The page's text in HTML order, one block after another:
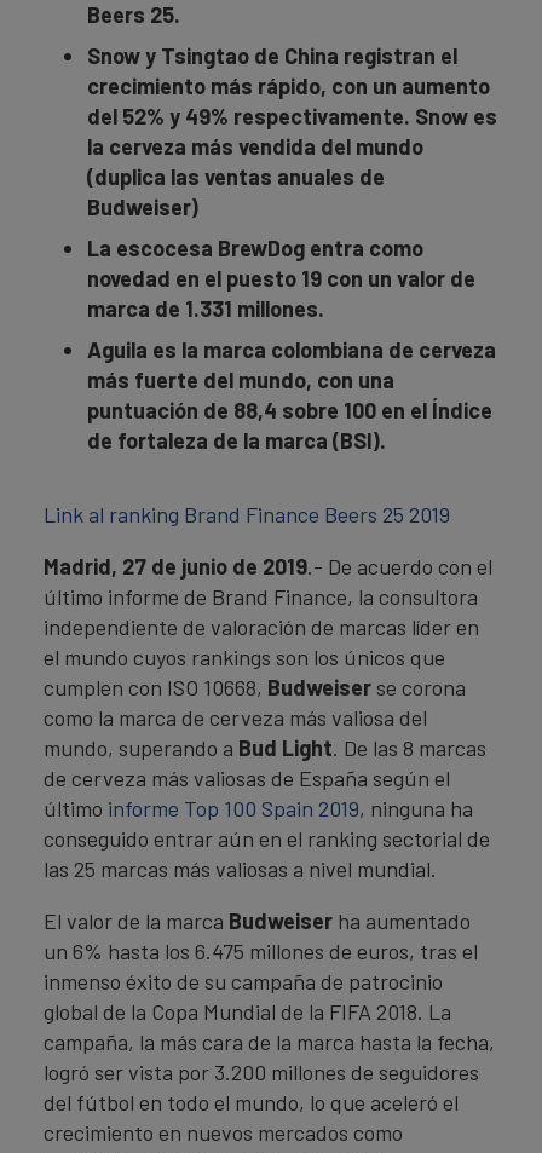
Beers 25.
Snow y Tsingtao de China registran el
crecimiento más rápido, con un aumento
del 52% y 49% respectivamente. Snow es
la cerveza más vendida del mundo
(duplica las ventas anuales de
Budweiser)
La escocesa BrewDog entra como
novedad en el puesto 19 con un valor de
marca de 1.331 millones.
Aguila es la marca colombiana de cerveza
más fuerte del mundo, con una
puntuación de 88,4 sobre 100 en el Índice
de fortaleza de la marca (BSI).
Link al ranking Brand Finance Beers 25 2019
Madrid, 27 de junio de 2019.- De acuerdo con el
último informe de Brand Finance, la consultora
independiente de valoración de marcas líder en
el mundo cuyos rankings son los únicos que
cumplen con ISO 10668, Budweiser se corona
como la marca de cerveza más valiosa del
mundo, superando a Bud Light. De las 8 marcas
de cerveza más valiosas de España según el
último informe Top 100 Spain 2019, ninguna ha
conseguido entrar aún en el ranking sectorial de
las 25 marcas más valiosas a nivel mundial.
El valor de la marca Budweiser ha aumentado
un 6% hasta los 6.475 millones de euros, tras el
inmenso éxito de su campaña de patrocinio
global de la Copa Mundial de la FIFA 2018. La
campaña, la más cara de la marca hasta la fecha,
logró ser vista por 3.200 millones de seguidores
del fútbol en todo el mundo, lo que aceleró el
crecimiento en nuevos mercados como